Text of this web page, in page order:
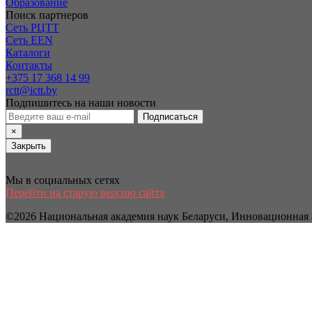
Образование
Поиск партнеров
Сеть РЦТТ
Сеть EEN
Каталоги
Контакты
+375 17 368 14 99
rctt@ictt.by
Подпишитесь на наши новости
Подписаться
×
Закрыть
Мы в социальных сетях
Перейти на старую версию сайта
©2026 Национальная академия наук Беларуси,